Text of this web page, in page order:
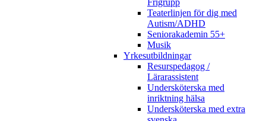
Frigrupp
Teaterlinjen för dig med
Autism/ADHD
Seniorakademin 55+
Musik
Yrkesutbildningar
Resurspedagog /
Lärarassistent
Undersköterska med
inriktning hälsa
Undersköterska med extra